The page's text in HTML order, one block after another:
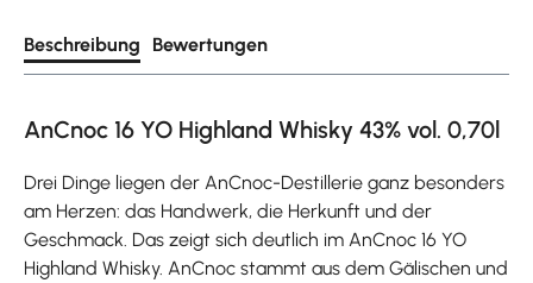
Beschreibung Bewertungen
AnCnoc 16 YO Highland Whisky 43% vol. 0,70l
Drei Dinge liegen der AnCnoc-Destillerie ganz besonders
am Herzen: das Handwerk, die Herkunft und der
Geschmack. Das zeigt sich deutlich im AnCnoc 16 YO
Highland Whisky. AnCnoc stammt aus dem Gälischen und